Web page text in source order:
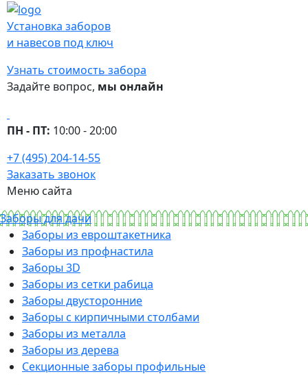
Установка заборов
и навесов под ключ
Узнать стоимость забора
Задайте вопрос, мы онлайн
ПН - ПТ: 10:00 - 20:00
+7 (495) 204-14-55
Заказать звонок
Меню сайта
Заборы для дачи
Заборы из евроштакетника
Заборы из профнастила
Заборы 3D
Заборы из сетки рабица
Заборы двусторонние
Заборы с кирпичными столбами
Заборы из металла
Заборы из дерева
Секционные заборы профильные